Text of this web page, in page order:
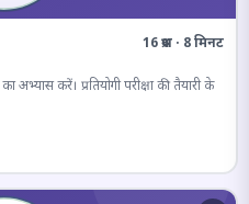
16 प्रश्न · 8 मिनट
करें। प्रतियोगी परीक्षा की तैयारी के